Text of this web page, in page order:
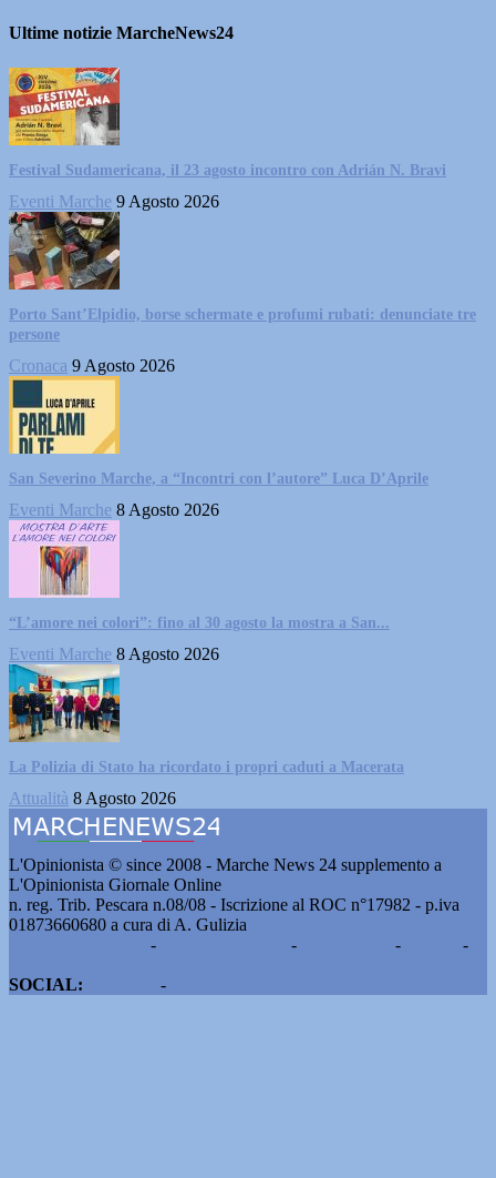
Ultime notizie MarcheNews24
Festival Sudamericana, il 23 agosto incontro con Adrián N. Bravi
Eventi Marche 9 Agosto 2026
Porto Sant’Elpidio, borse schermate e profumi rubati: denunciate tre
persone
Cronaca 9 Agosto 2026
San Severino Marche, a “Incontri con l’autore” Luca D’Aprile
Eventi Marche 8 Agosto 2026
“L’amore nei colori”: fino al 30 agosto la mostra a San...
Eventi Marche 8 Agosto 2026
La Polizia di Stato ha ricordato i propri caduti a Macerata
Attualità 8 Agosto 2026
L'Opinionista © since 2008 - Marche News 24 supplemento a
L'Opinionista Giornale Online
n. reg. Trib. Pescara n.08/08 - Iscrizione al ROC n°17982 - p.iva
01873660680 a cura di A. Gulizia
- - -
-
SOCIAL:
-